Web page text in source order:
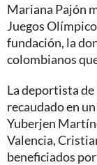
Mariana Pajón
Juegos
fundación, la
colombianos
La deportista
recaudado en
Yuberjen
Valencia,
beneficiados